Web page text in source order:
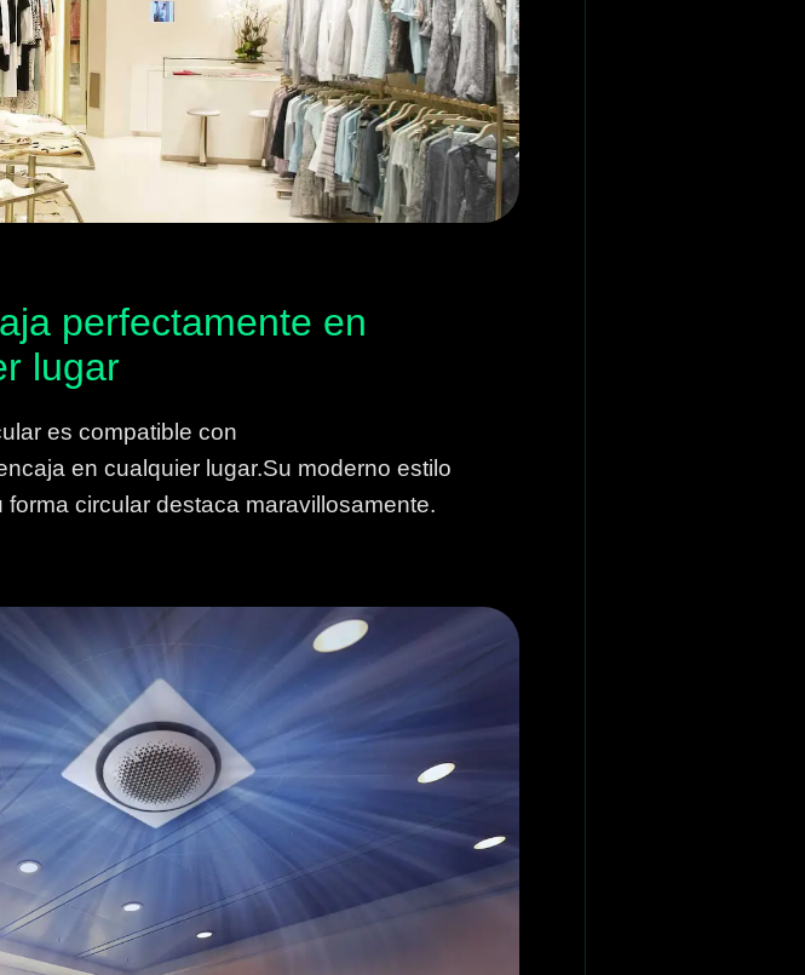
perfectamente en
lugar
es compatible con
en cualquier lugar.Su moderno estilo
circular destaca maravillosamente.